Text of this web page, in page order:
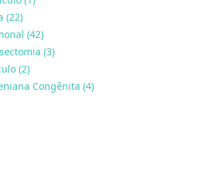
(22)
(42)
(3)
(2)
Congênita (4)